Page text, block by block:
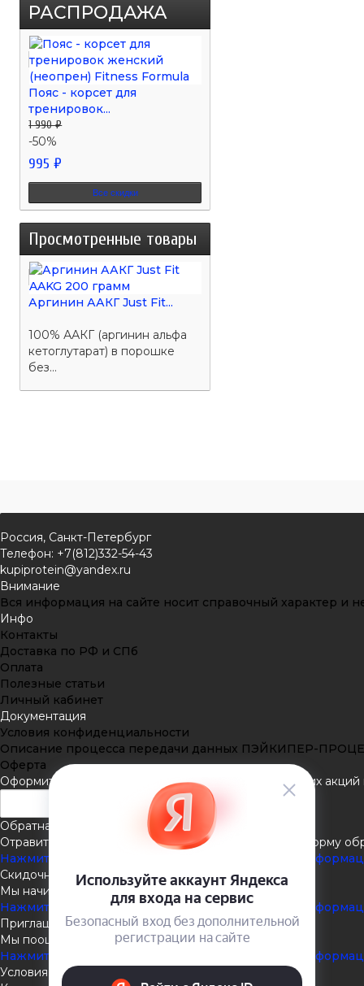
РАСПРОДАЖА
Пояс - корсет для
тренировок...
1 990 ₽
-50%
995 ₽
Все скидки
Просмотренные товары
Аргинин ААКГ Just Fit...
100% ААКГ (аргинин альфа
кетоглутарат) в порошке
без...
Россия, Санкт-Петербург
Телефон: +7(812)332-54-43
kupiprotein@yandex.ru
Внимание
Вся информация на сайте носит справочный характер и
Инфо
Контакты
Доставка по РФ и СПб
Оплата
Полезные статьи
Личный кабинет
Документация
Условия конфиденциальности
Описание процесса передачи данных ПЭЙКИПЕР-
Оферта
Оформить подписку
Подпишитесь на рассылку наших
Обратная связь
Отравить нам сообщение или задать вопрос через форму
Нажмите здесь для получения дополнительной
Скидочная система
Мы начисляем кэшбэк с покупок
Нажмите здесь для получения дополнительной
Приглашаем к партнёрству
Мы поощеряем наших партнёров
Нажмите здесь для получения дополнительной
Условия доставки